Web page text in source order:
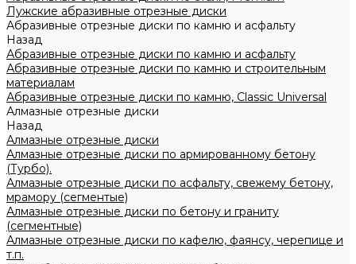
Лужские абразивные отрезные диски
Абразивные отрезные диски по камню и асфальту
Назад
Абразивные отрезные диски по камню и асфальту
Абразивные отрезные диски по камню и строительным
материалам
Абразивные отрезные диски по камню, Classic Universal
Алмазные отрезные диски
Назад
Алмазные отрезные диски
Алмазные отрезные диски по армированному бетону
(Турбо).
Алмазные отрезные диски по асфальту, свежему бетону,
мрамору (сегментые)
Алмазные отрезные диски по бетону и граниту
(сегментные)
Алмазные отрезные диски по кафелю, фаянсу, черепице и
т.п.